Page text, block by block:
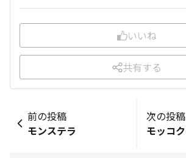
いいね
共有する
前の投稿
モンステラ
次の投稿